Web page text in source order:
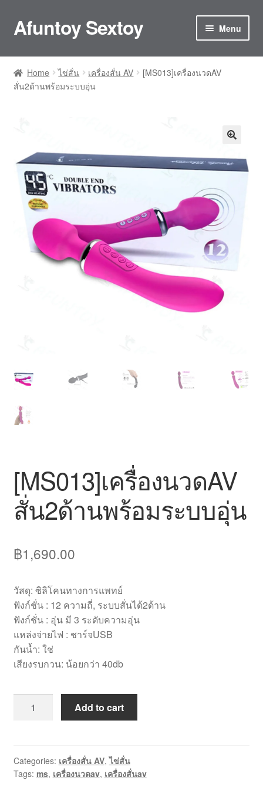
Skip
to
Skip
to
Afuntoy Sextoy Menu
Home
Cart
Confirm Payment
My account
ติดต่อเรา
ประกันและการดูแลรักษา
Home ไข่สั่น เครื่องสั่น AV
[MS013]เครื่องนวดAV
สั่น2ด้านพร้อมระบบอุ่น
[MS013]เครื่องนวดAV
สั่น2ด้านพร้อมระบบอุ่น
฿1,690.00
วัสดุ: ซิลิโคนทางการแพทย์
ฟังก์ชั่น : 12 ความถี่, ระบบสั่นได้2ด้าน
ฟังก์ชั่น : อุ่น มี 3 ระดับความอุ่น
แหล่งจ่ายไฟ : ชาร์จUSB
กันน้ำ: ใช่
เสียงรบกวน: น้อยกว่า 40db
นวดAV
ระบบ
อุ่น
Add to cart
Categories: เครื่องสั่น AV,ไข่สั่น
Tags: ms, เครื่องนวดav, เครื่องสั่นav